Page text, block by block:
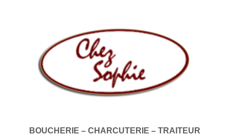
BOUCHERIE – CHARCUTERIE – TRAITEUR